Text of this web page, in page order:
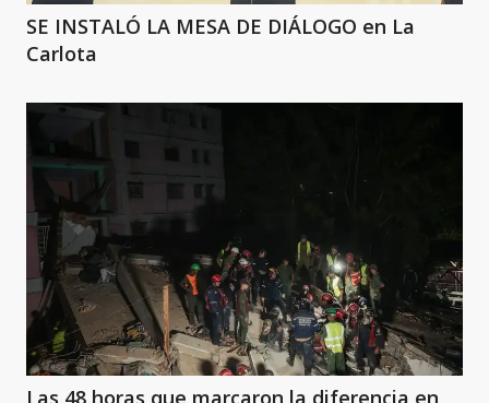
SE INSTALÓ LA MESA DE DIÁLOGO en La
Carlota
Las 48 horas que marcaron la diferencia en